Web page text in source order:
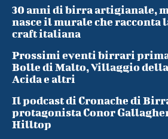
30 anni di birra artigianale,
nasce il murale che racconta
craft italiana
Prossimi eventi birrari
Bolle di Malto, Villaggio
Acida e altri
Il podcast di Cronache di
protagonista Conor
Hilltop